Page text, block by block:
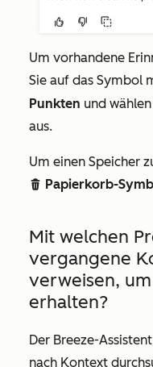
Um vorhandene
Sie auf das Symbol
Punkten und
aus.
Um einen Speicher
delete Papierkorb-
Mit welchen
vergangene
verweisen,
erhalten?
Der Breeze-
nach Kontext